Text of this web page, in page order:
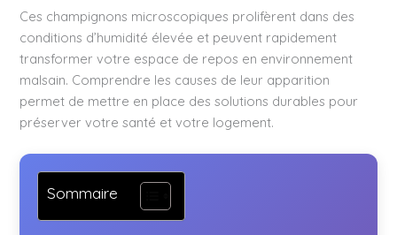
Ces champignons microscopiques prolifèrent dans des
conditions d’humidité élevée et peuvent rapidement
transformer votre espace de repos en environnement
malsain. Comprendre les causes de leur apparition
permet de mettre en place des solutions durables pour
préserver votre santé et votre logement.
Sommaire